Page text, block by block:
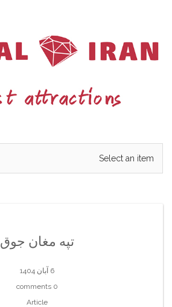
تپه مغان جوق
6 آبان 1404
0 comments
Article